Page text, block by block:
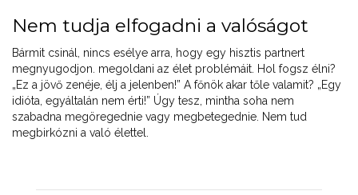
Nem tudja elfogadni a valóságot
Bármit csinál, nincs esélye arra, hogy egy hisztis partnert
megnyugodjon. megoldani az élet problémáit. Hol fogsz élni?
„Ez a jövő zenéje, élj a jelenben!” A főnök akar tőle valamit? „Egy
idióta, egyáltalán nem érti!” Úgy tesz, mintha soha nem
szabadna megöregednie vagy megbetegednie. Nem tud
megbirkózni a való élettel.